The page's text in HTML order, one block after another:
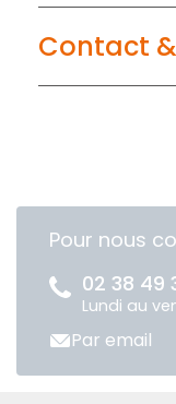
Contact
Pour nous
02 38 49
Lundi au
Par email